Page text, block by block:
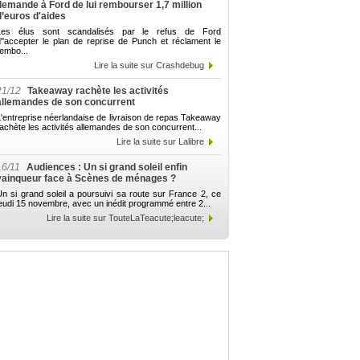
à Ford de lui rembourser 1,7 million
d'aides
élus sont scandalisés par le refus de Ford
le plan de reprise de Punch et réclament le
Lire la suite sur Crashdebug
12 Takeaway rachète les activités
de son concurrent
néerlandaise de livraison de repas Takeaway
les activités allemandes de son concurrent...
Lire la suite sur Lalibre
11
Audiences : Un si grand soleil enfin
face à Scènes de ménages ?
si grand soleil a poursuivi sa route sur France 2, ce
15 novembre, avec un inédit programmé entre 2...
Lire la suite sur TouteLaTeacute;leacute;